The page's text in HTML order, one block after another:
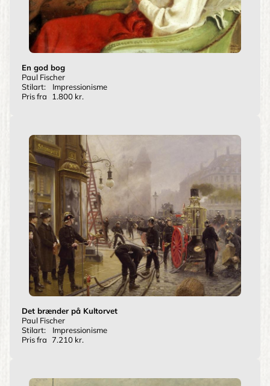
En god bog
Paul Fischer
Stilart:
Impressionisme
Pris fra
1.800 kr.
Det brænder på Kultorvet
Paul Fischer
Stilart:
Impressionisme
Pris fra 7.210 kr.